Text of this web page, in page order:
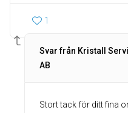
1
Svar från Kristall
AB
Stort tack för ditt fina